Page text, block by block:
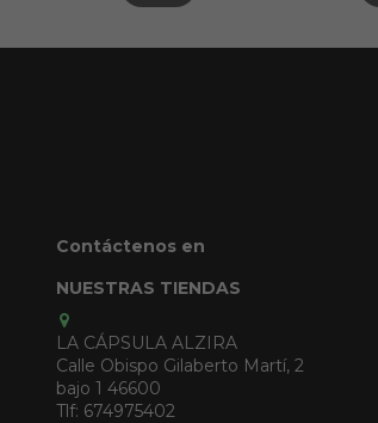
Contáctenos en
NUESTRAS TIENDAS
LA CÁPSULA ALZIRA
Calle Obispo Gilaberto Martí, 2
bajo 1 46600
Tlf: 674975402